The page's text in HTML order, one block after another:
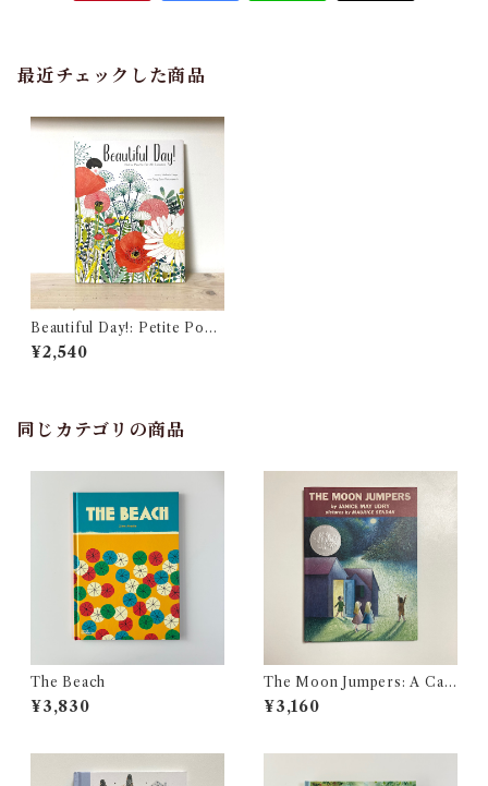
最近チェックした商品
Beautiful Day!: Petite Poe
ms for All Seasons
¥2,540
同じカテゴリの商品
The Beach
¥3,830
The Moon Jumpers: A Cald
ecott Honor Award Winne
r
¥3,160